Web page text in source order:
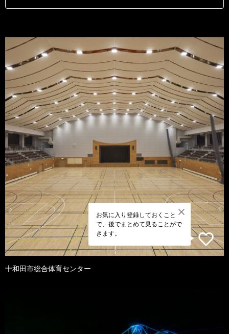
お気に入り登録しておくこと
で、後でまとめて見ることがで
きます。
十和田市総合体育センター